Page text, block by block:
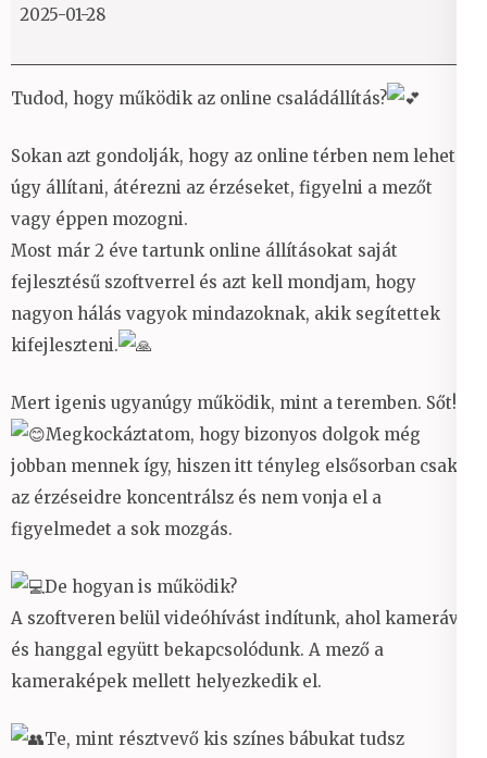
saját
2025-01-28
Tudod, hogy működik az online családállítás?
Sokan azt gondolják, hogy az online térben nem lehet
úgy állítani, átérezni az érzéseket, figyelni a mezőt
vagy éppen mozogni.
Most már 2 éve tartunk online állításokat saját
fejlesztésű szoftverrel és azt kell mondjam, hogy
nagyon hálás vagyok mindazoknak, akik segítettek
kifejleszteni.
Mert igenis ugyanúgy működik, mint a teremben. Sőt!
Megkockáztatom, hogy bizonyos dolgok még
jobban mennek így, hiszen itt tényleg elsősorban csak
az érzéseidre koncentrálsz és nem vonja el a
figyelmedet a sok mozgás.
De hogyan is működik?
A szoftveren belül videóhívást indítunk, ahol kamerával
és hanggal együtt bekapcsolódunk. A mező a
kameraképek mellett helyezkedik el.
Te, mint résztvevő kis színes bábukat tudsz